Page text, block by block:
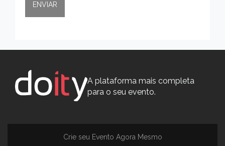
A plataforma mais completa
para o seu evento.
Crie seu Evento Agora Mesmo